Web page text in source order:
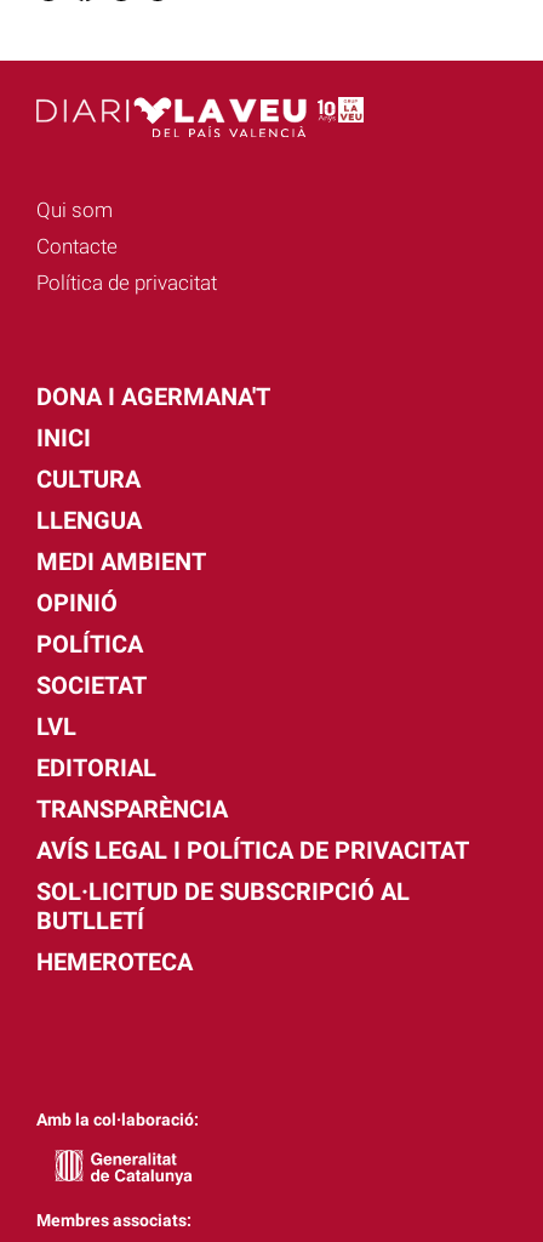
Qui som
Contacte
Política de privacitat
DONA I AGERMANA'T
INICI
CULTURA
LLENGUA
MEDI AMBIENT
OPINIÓ
POLÍTICA
SOCIETAT
LVL
EDITORIAL
TRANSPARÈNCIA
AVÍS LEGAL I POLÍTICA DE PRIVACITAT
SOL·LICITUD DE SUBSCRIPCIÓ AL
BUTLLETÍ
HEMEROTECA
Amb la col·laboració:
Membres associats: